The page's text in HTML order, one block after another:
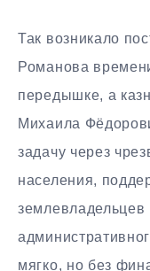
Так возникало
Романова
передышке, а
Михаила
задачу через
населения,
землевладельцев
мягко, но без